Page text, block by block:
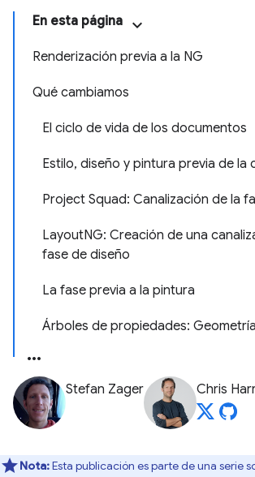
En esta página
Renderización previa a la NG
Qué cambiamos
El ciclo de vida de los documentos
Estilo, diseño y pintura previa de la
Project Squad: Canalización de la
LayoutNG: Creación de una
fase de diseño
La fase previa a la pintura
Árboles de propiedades:
Stefan Zager Chris
Nota:Esta publicación es parte de una serie